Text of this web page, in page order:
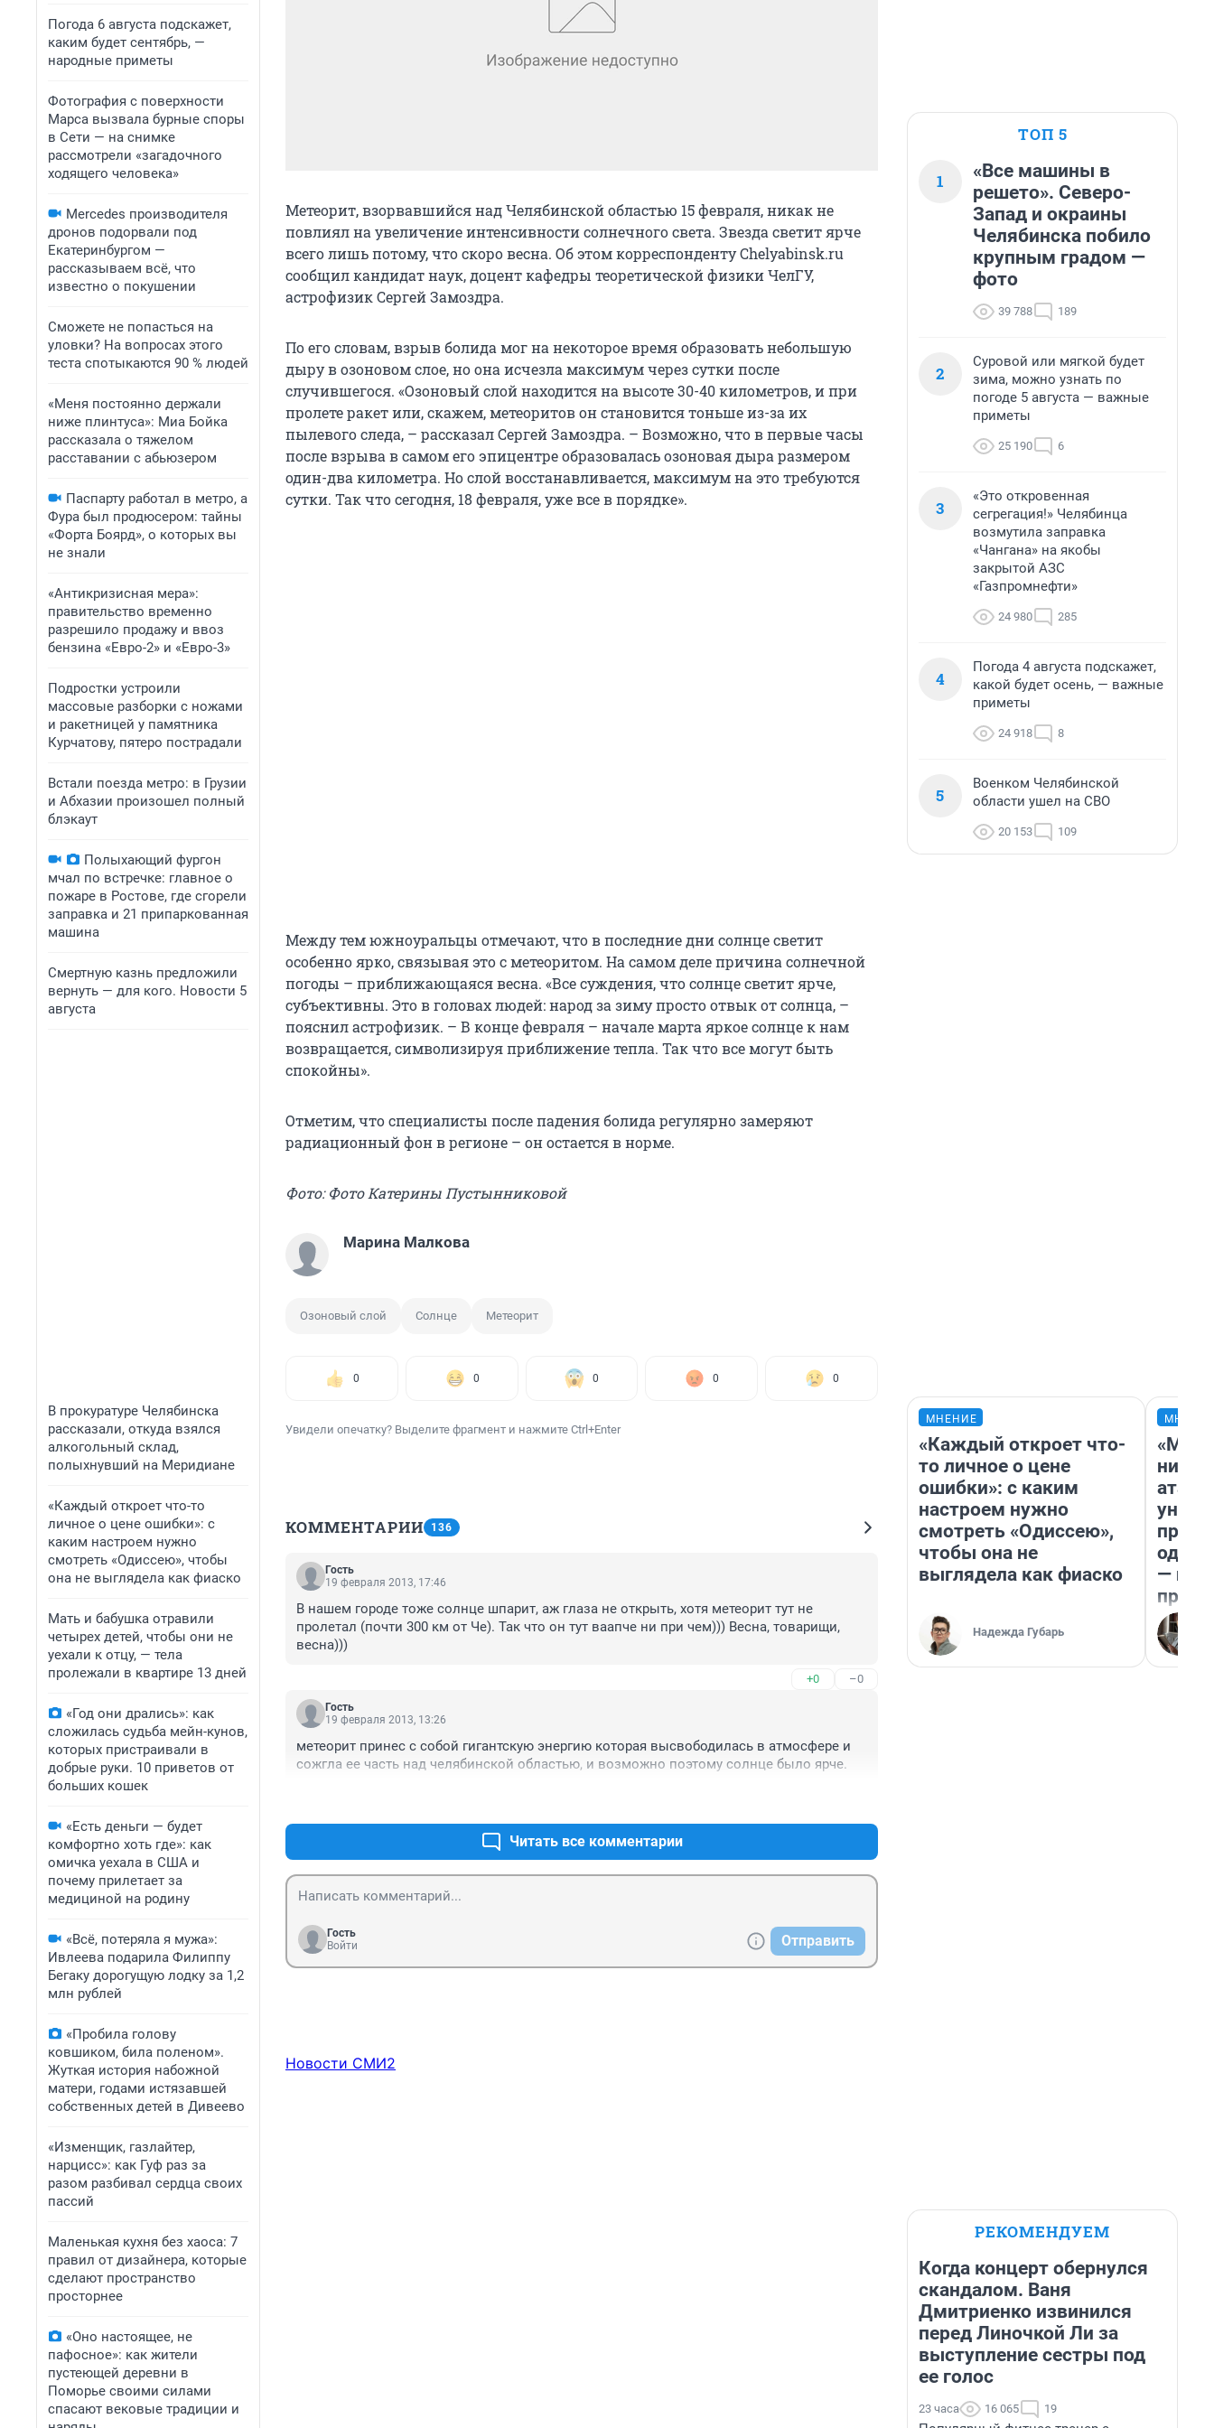
Погода 6 августа подскажет,
каким будет сентябрь, —
народные приметы
Фотография с поверхности
Марса вызвала бурные споры
в Сети — на снимке
рассмотрели «загадочного
ходящего человека»
Mercedes производителя
дронов подорвали под
Екатеринбургом —
рассказываем всё, что
известно о покушении
Сможете не попасться на
уловки? На вопросах этого
теста спотыкаются 90 % людей
«Меня постоянно держали
ниже плинтуса»: Миа Бойка
рассказала о тяжелом
расставании с абьюзером
Паспарту работал в метро, а
Фура был продюсером: тайны
«Форта Боярд», о которых вы
не знали
«Антикризисная мера»:
правительство временно
разрешило продажу и ввоз
бензина «Евро-2» и «Евро-3»
Подростки устроили
массовые разборки с ножами
и ракетницей у памятника
Курчатову, пятеро пострадали
Встали поезда метро: в Грузии
и Абхазии произошел полный
блэкаут
Полыхающий фургон
мчал по встречке: главное о
пожаре в Ростове, где сгорели
заправка и 21 припаркованная
машина
Смертную казнь предложили
вернуть — для кого. Новости 5
августа
В прокуратуре Челябинска
рассказали, откуда взялся
алкогольный склад,
полыхнувший на Меридиане
«Каждый откроет что-то
личное о цене ошибки»: с
каким настроем нужно
смотреть «Одиссею», чтобы
она не выглядела как фиаско
Мать и бабушка отравили
четырех детей, чтобы они не
уехали к отцу, — тела
пролежали в квартире 13 дней
«Год они дрались»: как
сложилась судьба мейн-кунов,
которых пристраивали в
добрые руки. 10 приветов от
больших кошек
«Есть деньги — будет
комфортно хоть где»: как
омичка уехала в США и
почему прилетает за
медициной на родину
«Всё, потеряла я мужа»:
Ивлеева подарила Филиппу
Бегаку дорогущую лодку за 1,2
млн рублей
«Пробила голову
ковшиком, била поленом».
Жуткая история набожной
матери, годами истязавшей
собственных детей в Дивеево
«Изменщик, газлайтер,
нарцисс»: как Гуф раз за
разом разбивал сердца своих
пассий
Маленькая кухня без хаоса: 7
правил от дизайнера, которые
сделают пространство
просторнее
«Оно настоящее, не
пафосное»: как жители
пустеющей деревни в
Поморье своими силами
спасают вековые традиции и
Метеорит, взорвавшийся над Челябинской областью 15 февраля, никак не
повлиял на увеличение интенсивности солнечного света. Звезда светит ярче
всего лишь потому, что скоро весна. Об этом корреспонденту Сhelyabinsk.ru
сообщил кандидат наук, доцент кафедры теоретической физики ЧелГУ,
астрофизик Сергей Замоздра.
По его словам, взрыв болида мог на некоторое время образовать небольшую
дыру в озоновом слое, но она исчезла максимум через сутки после
случившегося. «Озоновый слой находится на высоте 30-40 километров, и при
пролете ракет или, скажем, метеоритов он становится тоньше из-за их
пылевого следа, – рассказал Сергей Замоздра. – Возможно, что в первые часы
после взрыва в самом его эпицентре образовалась озоновая дыра размером
один-два километра. Но слой восстанавливается, максимум на это требуются
сутки. Так что сегодня, 18 февраля, уже все в порядке».
Между тем южноуральцы отмечают, что в последние дни солнце светит
особенно ярко, связывая это с метеоритом. На самом деле причина солнечной
погоды – приближающаяся весна. «Все суждения, что солнце светит ярче,
субъективны. Это в головах людей: народ за зиму просто отвык от солнца, –
пояснил астрофизик. – В конце февраля – начале марта яркое солнце к нам
возвращается, символизируя приближение тепла. Так что все могут быть
спокойны».
Отметим, что специалисты после падения болида регулярно замеряют
радиационный фон в регионе – он остается в норме.
Фото: Фото Катерины Пустынниковой
Марина Малкова
Озоновый слой Солнце Метеорит
0 0 0 0 0
Увидели опечатку? Выделите фрагмент и нажмите Ctrl+Enter
КОММЕНТАРИИ 136
Гость
19 февраля 2013, 17:46
В нашем городе тоже солнце шпарит, аж глаза не открыть, хотя метеорит тут не
пролетал (почти 300 км от Че). Так что он тут ваапче ни при чем))) Весна, товарищи,
весна)))
+0 –0
Гость
19 февраля 2013, 13:26
метеорит принес с собой гигантскую энергию которая высвободилась в атмосфере и
сожгла ее часть над челябинской областью, и возможно поэтому солнце было ярче.
Читать все комментарии
Гость
Войти
Отправить
Новости СМИ2
ТОП 5
1
«Все машины в
решето». Северо-
Запад и окраины
Челябинска побило
крупным градом —
фото
39 788 189
2
Суровой или мягкой будет
зима, можно узнать по
погоде 5 августа — важные
приметы
25 190 6
3
«Это откровенная
сегрегация!» Челябинца
возмутила заправка
«Чангана» на якобы
закрытой АЗС
«Газпромнефти»
24 980 285
4
Погода 4 августа подскажет,
какой будет осень, — важные
приметы
24 918 8
5
Военком Челябинской
области ушел на СВО
20 153 109
МНЕНИЕ
«Каждый откроет что-
то личное о цене
ошибки»: с каким
настроем нужно
смотреть «Одиссею»,
чтобы она не
выглядела как фиаско
Надежда Губарь
атаки
—
РЕКОМЕНДУЕМ
Когда концерт обернулся
скандалом. Ваня
Дмитриенко извинился
перед Линочкой Ли за
выступление сестры под
ее голос
23 часа 16 065 19